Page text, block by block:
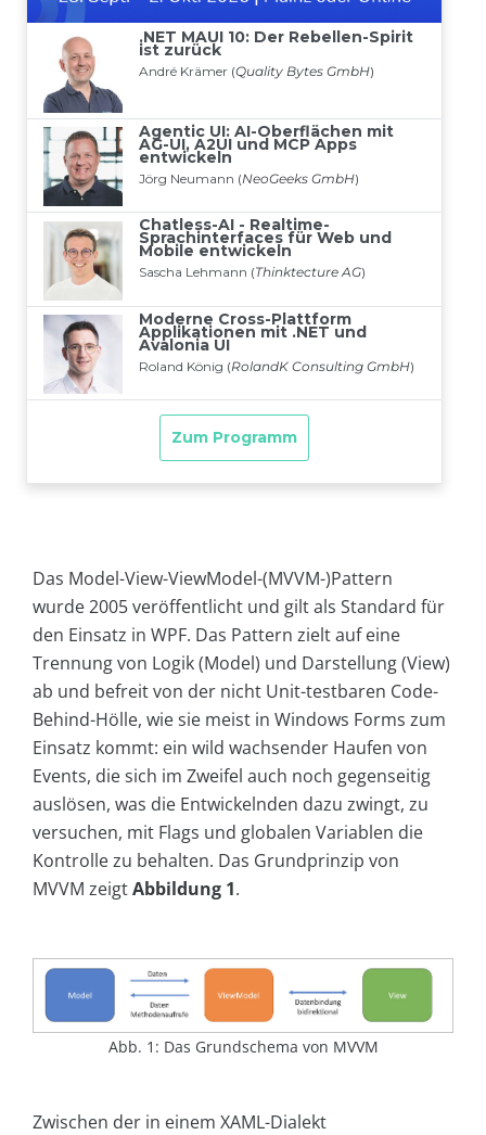
Das Model-View-ViewModel-(MVVM-)Pattern
wurde 2005 veröffentlicht und gilt als Standard für
den Einsatz in WPF. Das Pattern zielt auf eine
Trennung von Logik (Model) und Darstellung (View)
ab und befreit von der nicht Unit-testbaren Code-
Behind-Hölle, wie sie meist in Windows Forms zum
Einsatz kommt: ein wild wachsender Haufen von
Events, die sich im Zweifel auch noch gegenseitig
auslösen, was die Entwickelnden dazu zwingt, zu
versuchen, mit Flags und globalen Variablen die
Kontrolle zu behalten. Das Grundprinzip von
MVVM zeigtAbbildung 1.
Abb. 1: Das Grundschema von MVVM
Zwischen der in einem XAML-Dialekt